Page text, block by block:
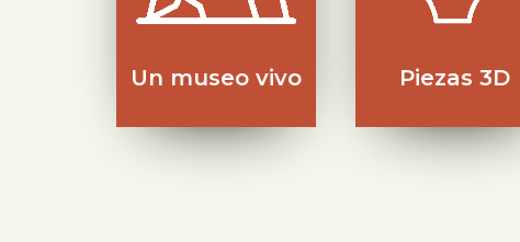
Un museo vivo Piezas 3D